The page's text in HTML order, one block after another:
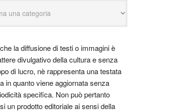
la diffusione di testi o immagini è
divulgativo della cultura e senza
di lucro, nè rappresenta una testata
in quanto viene aggiornata senza
specifica. Non può pertanto
un prodotto editoriale ai sensi della